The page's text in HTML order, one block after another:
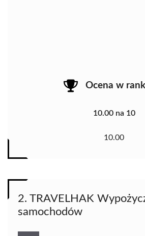
Ocena w
10.00 na 10
10.00
2. TRAVELHAK
samochodów